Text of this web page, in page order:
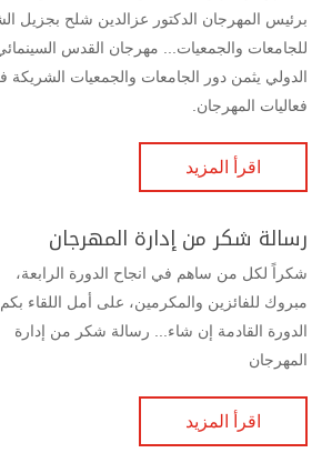
برئيس المهرجان الدكتور عزالدين شلح بجزيل
للجامعات والجمعيات... مهرجان القدس
الدولي يثمن دور الجامعات والجمعيات الشريكة
فعاليات المهرجان.
اقرأ المزيد
رسالة شكر من إدارة المهرجان
شكراً لكل من ساهم في انجاح الدورة الرابعة،
مبروك للفائزين والمكرمين، على أمل اللقاء
الدورة القادمة إن شاء... رسالة شكر من إدارة
المهرجان
اقرأ المزيد